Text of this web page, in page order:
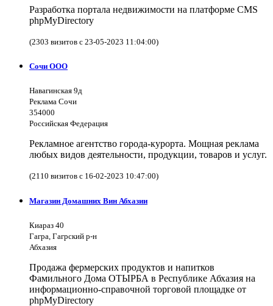
Разработка портала недвижимости на платформе CMS
phpMyDirectory
(2303 визитов с 23-05-2023 11:04:00)
Сочи ООО
Навагинская 9д
Реклама Сочи
354000
Российская Федерация
Рекламное агентство города-курорта. Мощная реклама
любых видов деятельности, продукции, товаров и услуг.
(2110 визитов с 16-02-2023 10:47:00)
Магазин Домашних Вин Абхазии
Киараз 40
Гагра, Гагрский р-н
Абхазия
Продажа фермерских продуктов и напитков
Фамильного Дома ОТЫРБА в Республике Абхазия на
информационно-справочной торговой площадке от
phpMyDirectory